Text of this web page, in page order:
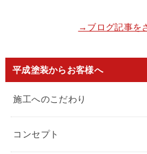
→ブログ記事を
平成塗装からお客様へ
施工へのこだわり
コンセプト